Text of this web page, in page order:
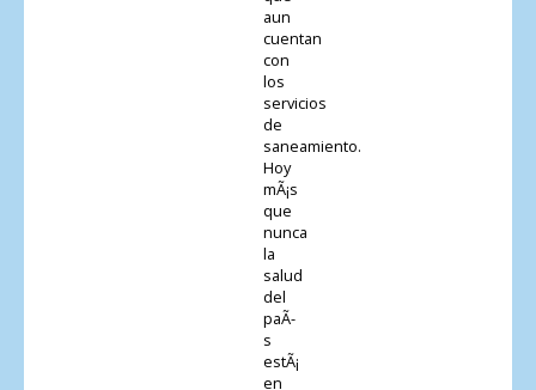
aun
cuentan
con
los
servicios
de
saneamiento.
Hoy
mÃ¡s
que
nunca
la
salud
del
paÃ­
s
estÃ¡
en